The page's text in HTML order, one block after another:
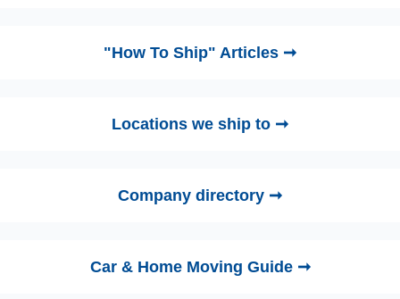
"How To Ship" Articles ➞
Locations we ship to ➞
Company directory ➞
Car & Home Moving Guide ➞